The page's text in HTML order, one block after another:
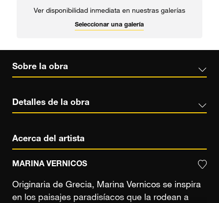
Ver disponibilidad inmediata en nuestras galerías
Seleccionar una galería
Sobre la obra
Detalles de la obra
Acerca del artista
MARINA VERNICOS
Originaria de Grecia, Marina Vernicos se inspira
en los paisajes paradisíacos que la rodean a